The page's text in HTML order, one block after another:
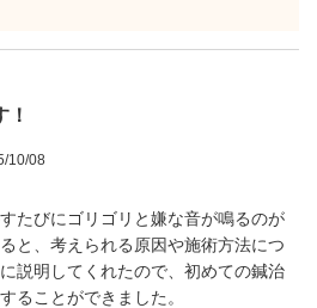
10/08
たびにゴリゴリと嫌な音が鳴るのが
と、考えられる原因や施術方法につ
説明してくれたので、初めての鍼治
ることができました。